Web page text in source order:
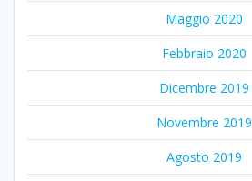
Maggio 2020
Febbraio 2020
Dicembre 2019
Novembre 2019
Agosto 2019